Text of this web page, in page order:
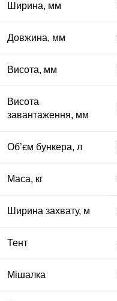
Ширина, мм
Довжина, мм
Висота, мм
Висота
завантаження, мм
Об’єм бункера, л
Маса, кг
Ширина захвату, м
Тент
Мішалка